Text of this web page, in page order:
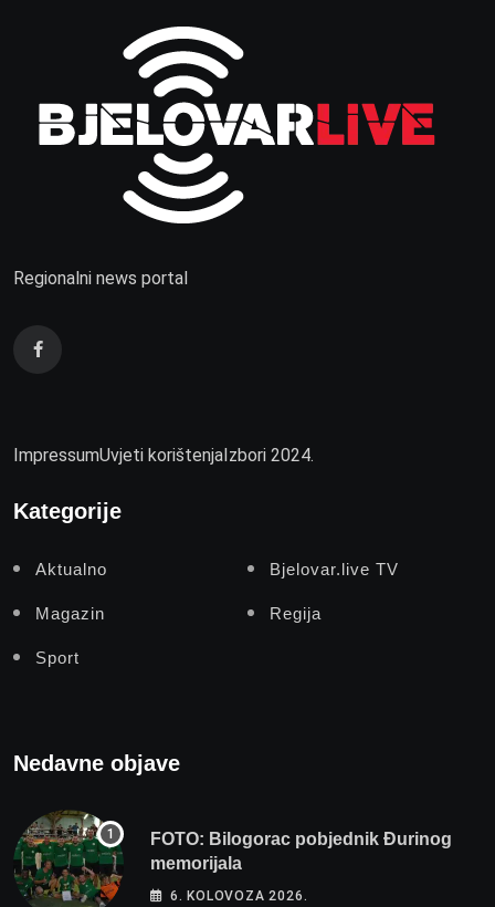
Regionalni news portal
ImpressumUvjeti korištenjaIzbori 2024.
Kategorije
Aktualno Bjelovar.live TV
Magazin Regija
Sport
Nedavne objave
FOTO: Bilogorac pobjednik Đurinog
memorijala
6. KOLOVOZA 2026.